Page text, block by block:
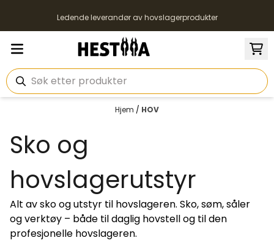
Hopp til innholdLedende leverandør av hovslagerprodukter
Hjem / HOV
Sko og
hovslagerutstyr
Alt av sko og utstyr til hovslageren. Sko, søm, såler
og verktøy – både til daglig hovstell og til den
profesjonelle hovslageren.